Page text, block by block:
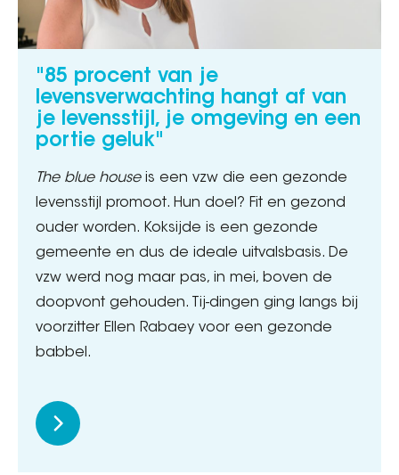
"85 procent van je
levensverwachting hangt af van
je levensstijl, je omgeving en een
portie geluk"
The blue houseis een vzw die een gezonde
levensstijl promoot. Hun doel? Fit en gezond
ouder worden. Koksijde is een gezonde
gemeente en dus de ideale uitvalsbasis. De
vzw werd nog maar pas, in mei, boven de
doopvont gehouden. Tij-dingen ging langs bij
voorzitter Ellen Rabaey voor een gezonde
babbel.